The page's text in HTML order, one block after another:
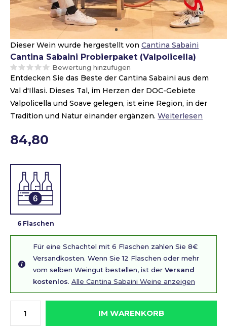
Dieser Wein wurde hergestellt von Cantina Sabaini
Cantina Sabaini Probierpaket (Valpolicella)
Bewertung hinzufügen
Entdecken Sie das Beste der Cantina Sabaini aus dem
Val d'Illasi. Dieses Tal, im Herzen der DOC-Gebiete
Valpolicella und Soave gelegen, ist eine Region, in der
Tradition und Natur einander ergänzen. Weiterlesen
84,80
6 Flaschen
Für eine Schachtel mit 6 Flaschen zahlen Sie 8€
Versandkosten. Wenn Sie 12 Flaschen oder mehr
vom selben Weingut bestellen, ist der Versand
kostenlos. Alle Cantina Sabaini Weine anzeigen
IM WARENKORB